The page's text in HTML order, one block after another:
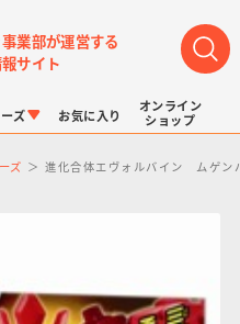
業部が運営する
サイト
リーズ ドラゴンボール
ズ
プ ポケモンキッズ
お気に入り
オンライン
ショップ
ズ 進化合体エヴォルバイン ムゲン